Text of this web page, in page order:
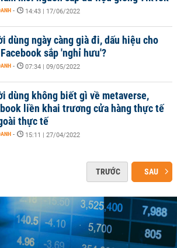
- 14:43 | 17/06/2022
dùng ngày càng già đi, dấu hiệu cho
sắp 'nghỉ hưu'?
- 07:34 | 09/05/2022
dùng không biết gì về metaverse,
liền khai trương cửa hàng thực tế
thực tế
- 15:11 | 27/04/2022
TRƯỚC SAU